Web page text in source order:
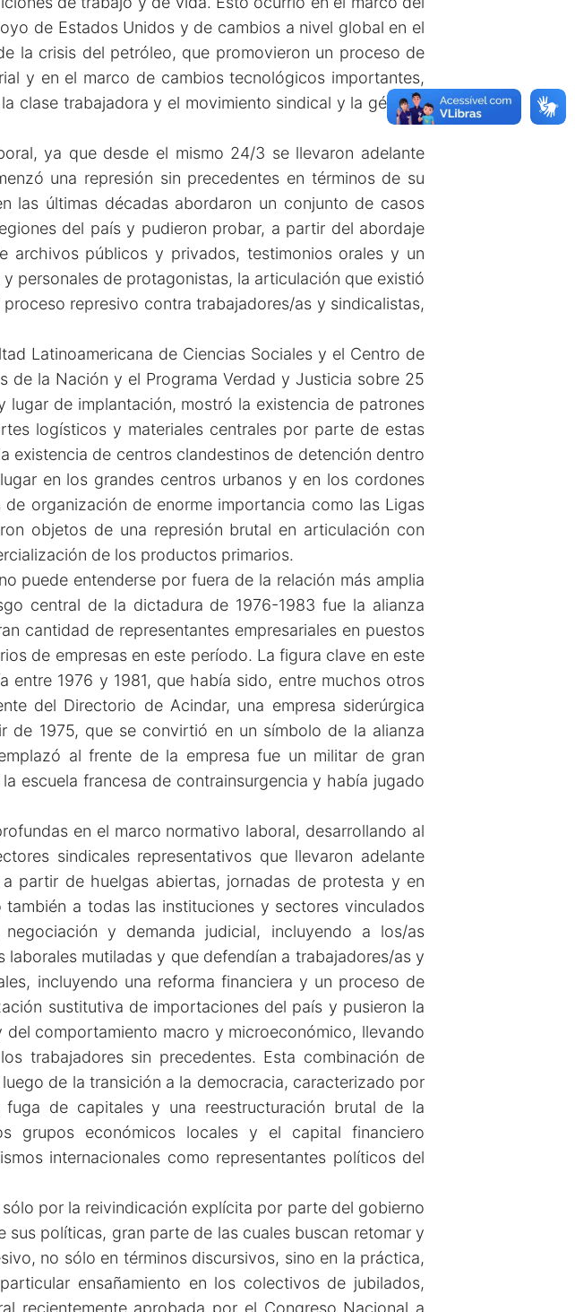
de Estados Unidos y de cambios a nivel global en el
la crisis del petróleo, que promovieron un proceso de
y en el marco de cambios tecnológicos importantes,
clase trabajadora y el movimiento sindical y la génesis
ya que desde el mismo 24/3 se llevaron adelante
una represión sin precedentes en términos de su
las últimas décadas abordaron un conjunto de casos
del país y pudieron probar, a partir del abordaje
archivos públicos y privados, testimonios orales y un
personales de protagonistas, la articulación que existió
represivo contra trabajadores/as y sindicalistas,
Latinoamericana de Ciencias Sociales y el Centro de
de la Nación y el Programa Verdad y Justicia sobre 25
de implantación, mostró la existencia de patrones
logísticos y materiales centrales por parte de estas
existencia de centros clandestinos de detención dentro
en los grandes centros urbanos y en los cordones
organización de enorme importancia como las Ligas
objetos de una represión brutal en articulación con
de los productos primarios.
puede entenderse por fuera de la relación más amplia
central de la dictadura de 1976-1983 fue la alianza
cantidad de representantes empresariales en puestos
de empresas en este período. La figura clave en este
1976 y 1981, que había sido, entre muchos otros
del Directorio de Acindar, una empresa siderúrgica
de 1975, que se convirtió en un símbolo de la alianza
al frente de la empresa fue un militar de gran
escuela francesa de contrainsurgencia y había jugado
en el marco normativo laboral, desarrollando al
sindicales representativos que llevaron adelante
partir de huelgas abiertas, jornadas de protesta y en
a todas las instituciones y sectores vinculados
y demanda judicial, incluyendo a los/as
mutiladas y que defendían a trabajadores/as y
incluyendo una reforma financiera y un proceso de
sustitutiva de importaciones del país y pusieron la
comportamiento macro y microeconómico, llevando
trabajadores sin precedentes. Esta combinación de
de la transición a la democracia, caracterizado por
de capitales y una reestructuración brutal de la
grupos económicos locales y el capital financiero
internacionales como representantes políticos del
por la reivindicación explícita por parte del gobierno
políticas, gran parte de las cuales buscan retomar y
no sólo en términos discursivos, sino en la práctica,
ensañamiento en los colectivos de jubilados,
recientemente aprobada por el Congreso Nacional a